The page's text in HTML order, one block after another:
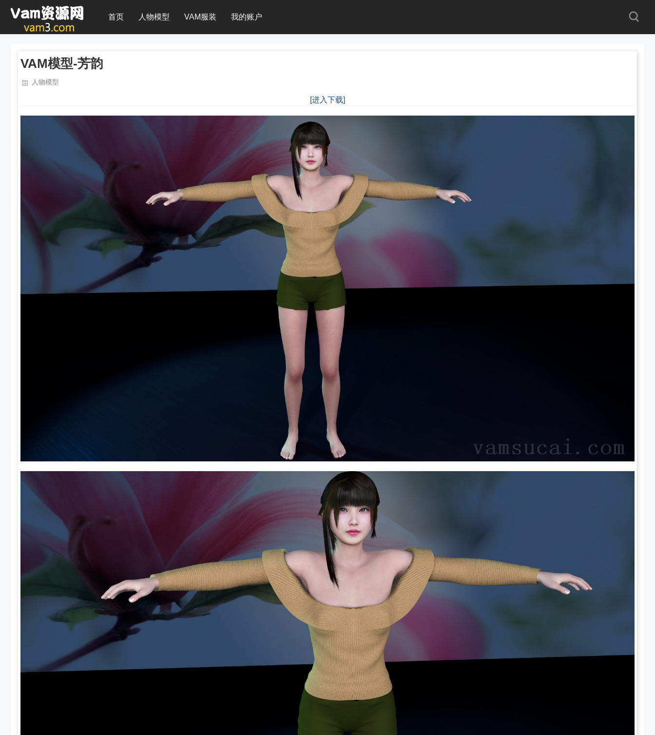
首页 人物模型 VAM服装 我的账户
VAM模型-芳韵
人物模型
[进入下载]